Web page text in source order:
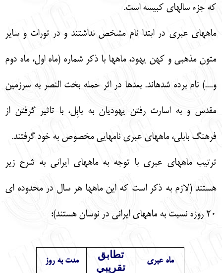
كه جزء سالهاي كبيسه است.
ماههاي عبري در ابتدا نام مشخص نداشتند و در تورات و ساير
متون مذهبي و كهن يهود، ماهها با ذكر شماره (ماه اول، ماه دوم
و....) نام برده شدهاند. بعدها در اثر حمله بخت النصر به سرزمين
مقدس و به اسارت رفتن يهوديان به بابِل، با تاثير گرفتن از
فرهنگ بابلي، ماههاي عبري نامهايي مخصوص به خود گرفتند.
ترتيب ماههاي عبري با توجه به ماههاي ايراني به شرح زير
هستند (لازم به ذكر است كه اين ماهها هر سال در محدوده اي
20 روزه نسبت به ماههاي ايراني در نوسان هستند):
ماه عبري
تطابق
تقريبي
مدت به روز